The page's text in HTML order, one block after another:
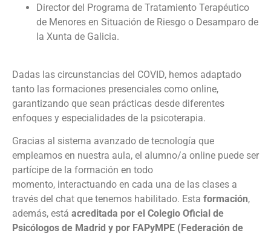
Director del Programa de Tratamiento Terapéutico
de Menores en Situación de Riesgo o Desamparo de
la Xunta de Galicia.
Dadas las circunstancias del COVID, hemos adaptado
tanto las formaciones presenciales como online,
garantizando que sean prácticas desde diferentes
enfoques y especialidades de la psicoterapia.
Gracias al sistema avanzado de tecnología que
empleamos en nuestra aula, el alumno/a online puede ser
partícipe de la formación en todo
momento, interactuando en cada una de las clases a
través del chat que tenemos habilitado. Esta formación,
además, está acreditada por el Colegio Oficial de
Psicólogos de Madrid y por FAPyMPE (Federación de